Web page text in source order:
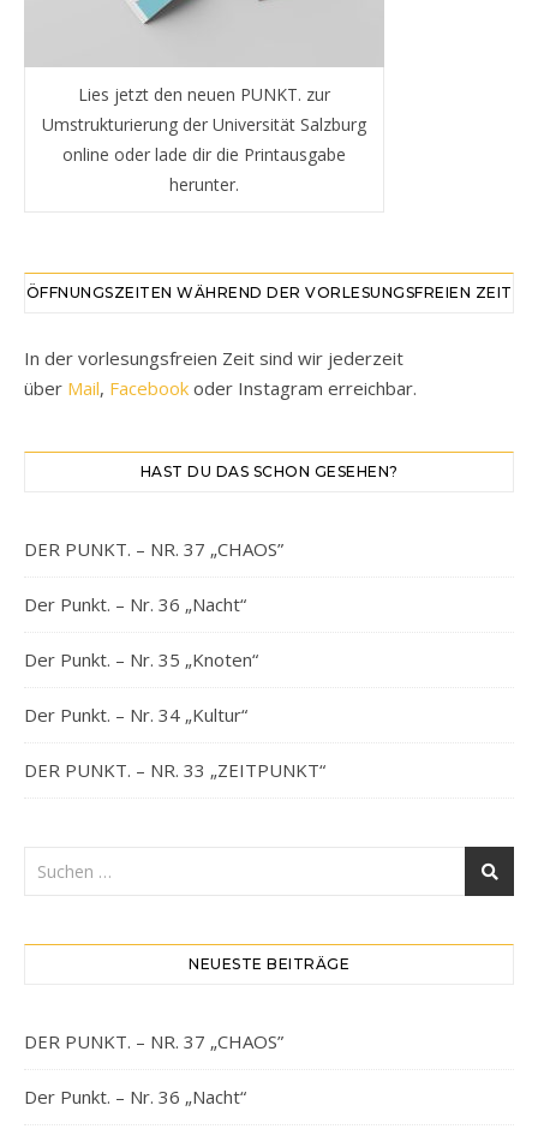
Lies jetzt den neuen PUNKT. zur
Umstrukturierung der Universität Salzburg
online oder lade dir die Printausgabe
herunter.
ÖFFNUNGSZEITEN WÄHREND DER VORLESUNGSFREIEN ZEIT
In der vorlesungsfreien Zeit sind wir jederzeit
über Mail, Facebook oder Instagram erreichbar.
HAST DU DAS SCHON GESEHEN?
DER PUNKT. – NR. 37 „CHAOS”
Der Punkt. – Nr. 36 „Nacht“
Der Punkt. – Nr. 35 „Knoten“
Der Punkt. – Nr. 34 „Kultur“
DER PUNKT. – NR. 33 „ZEITPUNKT“
NEUESTE BEITRÄGE
DER PUNKT. – NR. 37 „CHAOS”
Der Punkt. – Nr. 36 „Nacht“